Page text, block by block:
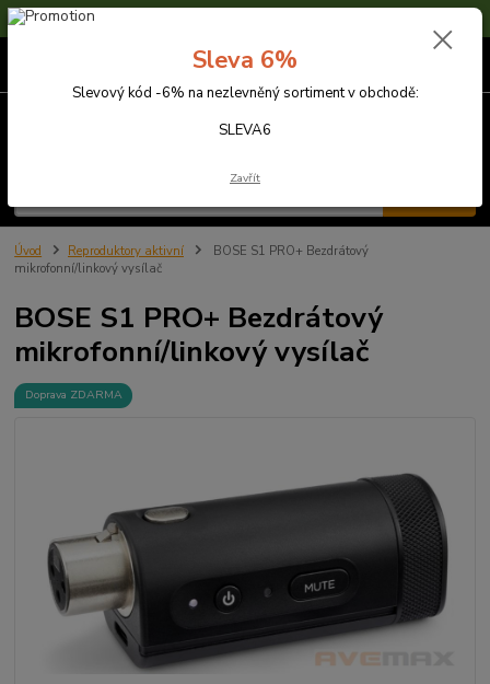
Sleva 6% na nezlevněné zboží s kódem SLEVA6
Úvod Reproduktory aktivní
BOSE S1 PRO+ Bezdrátový
mikrofonní/linkový vysílač
BOSE S1 PRO+ Bezdrátový
mikrofonní/linkový vysílač
Doprava ZDARMA
Sleva 6%
Slevový kód -6% na nezlevněný sortiment v obchodě:
SLEVA6
Zavřít